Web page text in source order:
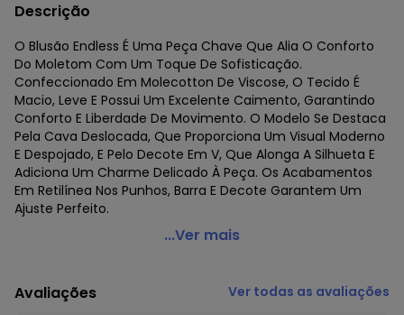
Descrição
O Blusão Endless É Uma Peça Chave Que Alia O Conforto
Do Moletom Com Um Toque De Sofisticação.
Confeccionado Em Molecotton De Viscose, O Tecido É
Macio, Leve E Possui Um Excelente Caimento, Garantindo
Conforto E Liberdade De Movimento. O Modelo Se Destaca
Pela Cava Deslocada, Que Proporciona Um Visual Moderno
E Despojado, E Pelo Decote Em V, Que Alonga A Silhueta E
Adiciona Um Charme Delicado À Peça. Os Acabamentos
Em Retilínea Nos Punhos, Barra E Decote Garantem Um
Ajuste Perfeito.
Endless - Blusão Decote V Molecotton Vermelho
Fornecedor: ROVITEX IND E COM DE MALHAS LTDA / CNPJ
79.233.672/0010-98
...Ver mais
Avaliações Ver todas as avaliações